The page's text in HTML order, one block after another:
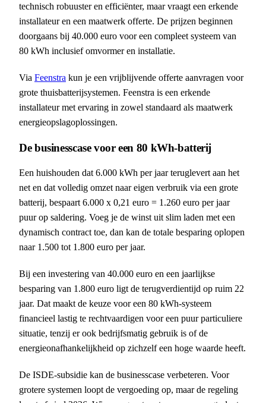
technisch robuuster en efficiënter, maar vraagt een erkende
installateur en een maatwerk offerte. De prijzen beginnen
doorgaans bij 40.000 euro voor een compleet systeem van
80 kWh inclusief omvormer en installatie.
Via Feenstra kun je een vrijblijvende offerte aanvragen voor
grote thuisbatterijsystemen. Feenstra is een erkende
installateur met ervaring in zowel standaard als maatwerk
energieopslagoplossingen.
De businesscase voor een 80 kWh-batterij
Een huishouden dat 6.000 kWh per jaar teruglevert aan het
net en dat volledig omzet naar eigen verbruik via een grote
batterij, bespaart 6.000 x 0,21 euro = 1.260 euro per jaar
puur op saldering. Voeg je de winst uit slim laden met een
dynamisch contract toe, dan kan de totale besparing oplopen
naar 1.500 tot 1.800 euro per jaar.
Bij een investering van 40.000 euro en een jaarlijkse
besparing van 1.800 euro ligt de terugverdientijd op ruim 22
jaar. Dat maakt de keuze voor een 80 kWh-systeem
financieel lastig te rechtvaardigen voor een puur particuliere
situatie, tenzij er ook bedrijfsmatig gebruik is of de
energieonafhankelijkheid op zichzelf een hoge waarde heeft.
De ISDE-subsidie kan de businesscase verbeteren. Voor
grotere systemen loopt de vergoeding op, maar de regeling